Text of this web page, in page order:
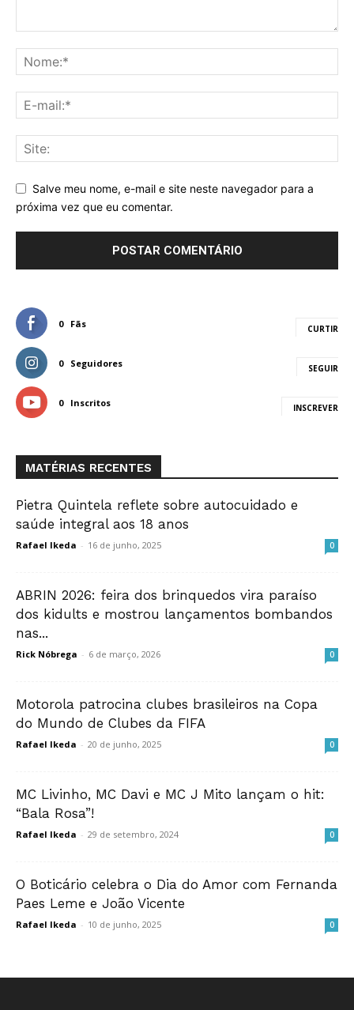
Salve meu nome, e-mail e site neste navegador para a
próxima vez que eu comentar.
0 Fãs CURTIR
0 Seguidores SEGUIR
0 Inscritos INSCREVER
MATÉRIAS RECENTES
Pietra Quintela reflete sobre autocuidado e
saúde integral aos 18 anos
Rafael Ikeda - 16 de junho, 2025 0
ABRIN 2026: feira dos brinquedos vira paraíso
dos kidults e mostrou lançamentos bombandos
nas...
Rick Nóbrega - 6 de março, 2026 0
Motorola patrocina clubes brasileiros na Copa
do Mundo de Clubes da FIFA
Rafael Ikeda - 20 de junho, 2025 0
MC Livinho, MC Davi e MC J Mito lançam o hit:
“Bala Rosa”!
Rafael Ikeda - 29 de setembro, 2024 0
O Boticário celebra o Dia do Amor com Fernanda
Paes Leme e João Vicente
Rafael Ikeda - 10 de junho, 2025 0